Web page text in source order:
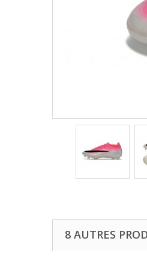
8 AUTRES